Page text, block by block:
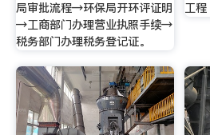
局审批流程→环保局开环评证明
→工商部门办理营业执照手续→
税务部门办理税务登记证。
工